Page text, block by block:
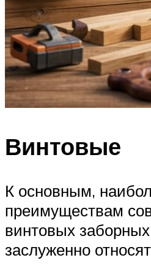
Винтовые
К основным,
преимуществам
винтовых
заслуженно